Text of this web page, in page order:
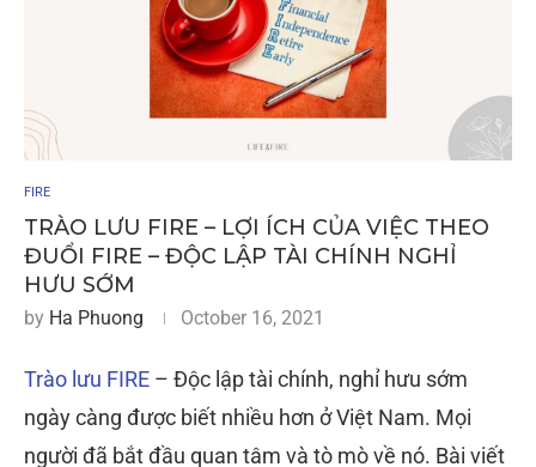
FIRE
TRÀO LƯU FIRE – LỢI ÍCH CỦA VIỆC THEO
ĐUỔI FIRE – ĐỘC LẬP TÀI CHÍNH NGHỈ
HƯU SỚM
by Ha Phuong October 16, 2021
Trào lưu FIRE – Độc lập tài chính, nghỉ hưu sớm
ngày càng được biết nhiều hơn ở Việt Nam. Mọi
người đã bắt đầu quan tâm và tò mò về nó. Bài viết